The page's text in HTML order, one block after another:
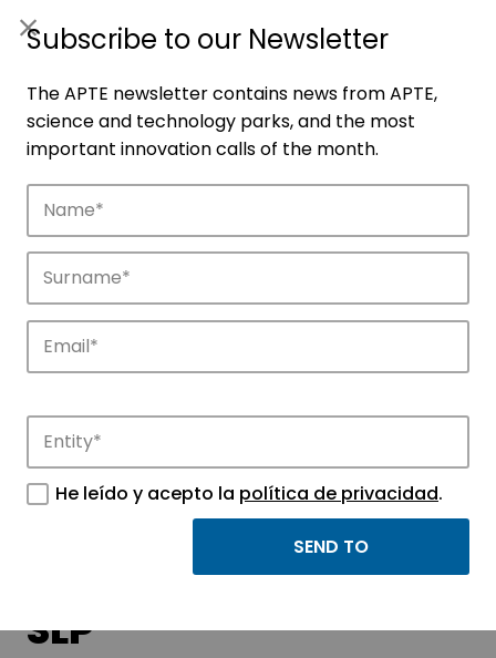
Companies
Discover the companies that drive
innovation in APTE’s parks.
Forcada&Rodríguez
Abogados Asociados,
SLP
Subscribe to our Newsletter
The APTE newsletter contains news from APTE,
science and technology parks, and the most
important innovation calls of the month.
He leído y acepto la política de privacidad.